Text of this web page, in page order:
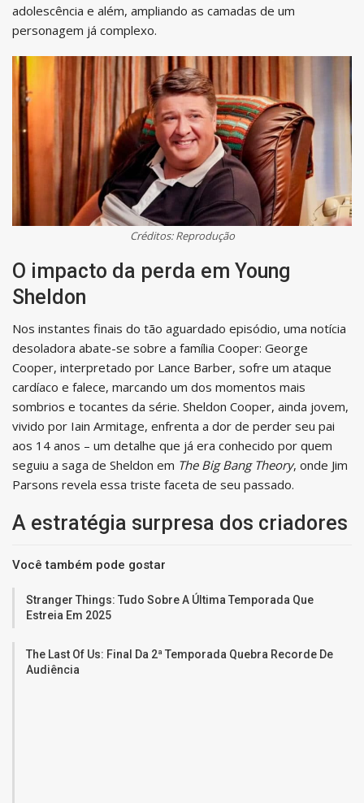
adolescência e além, ampliando as camadas de um
personagem já complexo.
Créditos: Reprodução
O impacto da perda em Young
Sheldon
Nos instantes finais do tão aguardado episódio, uma notícia
desoladora abate-se sobre a família Cooper: George
Cooper, interpretado por Lance Barber, sofre um ataque
cardíaco e falece, marcando um dos momentos mais
sombrios e tocantes da série. Sheldon Cooper, ainda jovem,
vivido por Iain Armitage, enfrenta a dor de perder seu pai
aos 14 anos – um detalhe que já era conhecido por quem
seguiu a saga de Sheldon em The Big Bang Theory, onde Jim
Parsons revela essa triste faceta de seu passado.
A estratégia surpresa dos criadores
Você também pode gostar
Stranger Things: Tudo Sobre A Última Temporada Que
Estreia Em 2025
The Last Of Us: Final Da 2ª Temporada Quebra Recorde De
Audiência